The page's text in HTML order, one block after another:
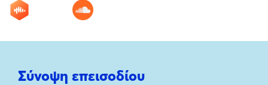
Σύνοψη επεισοδίου